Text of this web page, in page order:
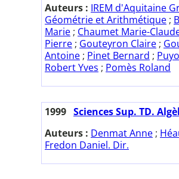
Auteurs : IREM d'Aquitaine
Géométrie et Arithmétique ;
Marie ; Chaumet Marie-
Pierre ; Gouteyron Claire ;
Antoine ; Pinet Bernard ;
Robert Yves ; Pomès Roland
1999 Sciences Sup. TD.
Auteurs : Denmat Anne ;
Fredon Daniel. Dir.